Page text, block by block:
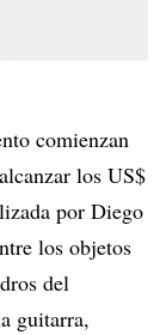
comienzan
los US$
por Diego
los objetos
del
guitarra,